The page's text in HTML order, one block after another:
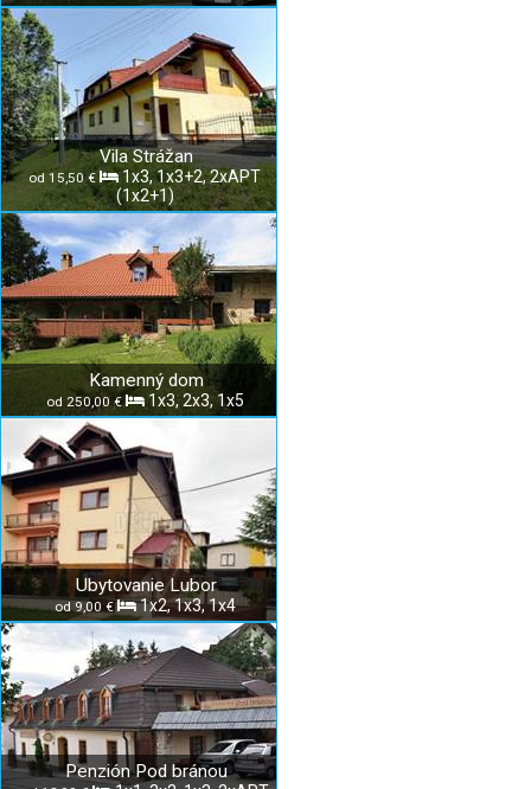
Vila Strážan
od 15,50 €
1x3, 1x3+2, 2xAPT
(1x2+1)
Kamenný dom
od 250,00 € 1x3, 2x3, 1x5
Ubytovanie Lubor
od 9,00 € 1x2, 1x3, 1x4
Penzión Pod bránou